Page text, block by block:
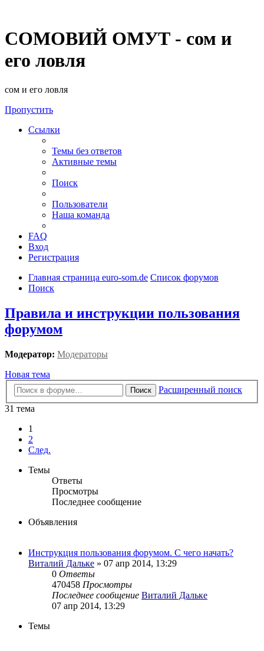
СОМОВИЙ ОМУТ - сом и
его ловля
сом и его ловля
Пропустить
Ссылки
Темы без ответов
Активные темы
Поиск
Пользователи
Наша команда
FAQ
Вход
Регистрация
Главная страница euro-som.de Список форумов
Поиск
Правила и инструкции пользования
форумом
Модератор: Модераторы
Новая тема
Поиск
Расширенный поиск
31 тема
1
2
След.
Темы
Ответы
Просмотры
Последнее сообщение
Объявления
Инструкция пользования форумом. С чего начать?
Виталий Дальке » 07 апр 2014, 13:29
0 Ответы
470458 Просмотры
Последнее сообщение Виталий Дальке
07 апр 2014, 13:29
Темы